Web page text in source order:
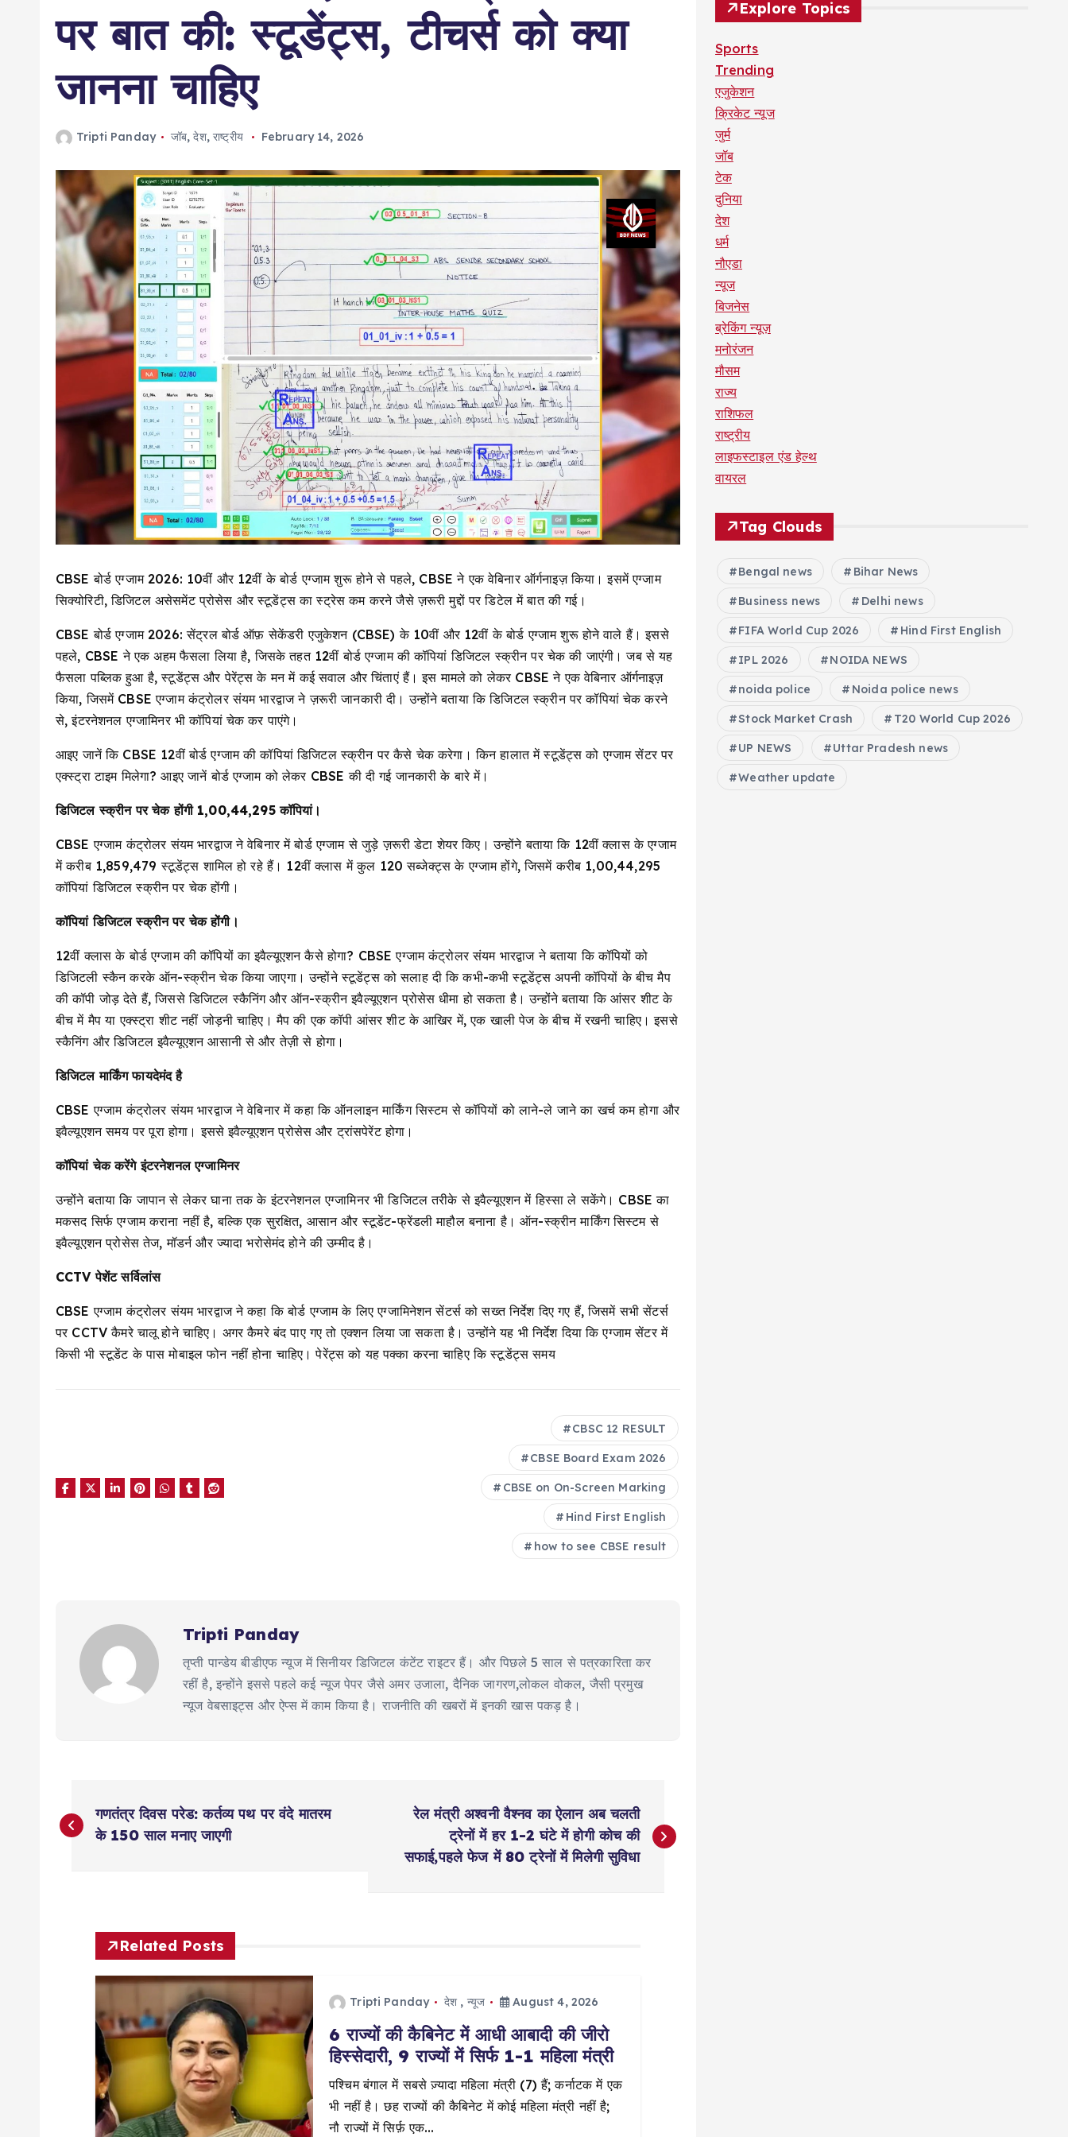
पर बात की: स्टूडेंट्स, टीचर्स को क्या
जानना चाहिए
Tripti Panday जॉब,देश,राष्ट्रीय February 14, 2026
CBSE बोर्ड एग्जाम 2026: 10वीं और 12वीं के बोर्ड एग्जाम शुरू होने से पहले, CBSE ने एक वेबिनार ऑर्गनाइज़ किया। इसमें एग्जाम
सिक्योरिटी, डिजिटल असेसमेंट प्रोसेस और स्टूडेंट्स का स्ट्रेस कम करने जैसे ज़रूरी मुद्दों पर डिटेल में बात की गई।
CBSE बोर्ड एग्जाम 2026: सेंट्रल बोर्ड ऑफ़ सेकेंडरी एजुकेशन (CBSE) के 10वीं और 12वीं के बोर्ड एग्जाम शुरू होने वाले हैं। इससे
पहले, CBSE ने एक अहम फैसला लिया है, जिसके तहत 12वीं बोर्ड एग्जाम की कॉपियां डिजिटल स्क्रीन पर चेक की जाएंगी। जब से यह
फैसला पब्लिक हुआ है, स्टूडेंट्स और पेरेंट्स के मन में कई सवाल और चिंताएं हैं। इस मामले को लेकर CBSE ने एक वेबिनार ऑर्गनाइज़
किया, जिसमें CBSE एग्जाम कंट्रोलर संयम भारद्वाज ने ज़रूरी जानकारी दी। उन्होंने बताया कि डिजिटल स्क्रीन पर कॉपियां चेक करने
से, इंटरनेशनल एग्जामिनर भी कॉपियां चेक कर पाएंगे।
आइए जानें कि CBSE 12वीं बोर्ड एग्जाम की कॉपियां डिजिटल स्क्रीन पर कैसे चेक करेगा। किन हालात में स्टूडेंट्स को एग्जाम सेंटर पर
एक्स्ट्रा टाइम मिलेगा? आइए जानें बोर्ड एग्जाम को लेकर CBSE की दी गई जानकारी के बारे में।
डिजिटल स्क्रीन पर चेक होंगी 1,00,44,295 कॉपियां।
CBSE एग्जाम कंट्रोलर संयम भारद्वाज ने वेबिनार में बोर्ड एग्जाम से जुड़े ज़रूरी डेटा शेयर किए। उन्होंने बताया कि 12वीं क्लास के एग्जाम
में करीब 1,859,479 स्टूडेंट्स शामिल हो रहे हैं। 12वीं क्लास में कुल 120 सब्जेक्ट्स के एग्जाम होंगे, जिसमें करीब 1,00,44,295
कॉपियां डिजिटल स्क्रीन पर चेक होंगी।
कॉपियां डिजिटल स्क्रीन पर चेक होंगी।
12वीं क्लास के बोर्ड एग्जाम की कॉपियों का इवैल्यूएशन कैसे होगा? CBSE एग्जाम कंट्रोलर संयम भारद्वाज ने बताया कि कॉपियों को
डिजिटली स्कैन करके ऑन-स्क्रीन चेक किया जाएगा। उन्होंने स्टूडेंट्स को सलाह दी कि कभी-कभी स्टूडेंट्स अपनी कॉपियों के बीच मैप
की कॉपी जोड़ देते हैं, जिससे डिजिटल स्कैनिंग और ऑन-स्क्रीन इवैल्यूएशन प्रोसेस धीमा हो सकता है। उन्होंने बताया कि आंसर शीट के
बीच में मैप या एक्स्ट्रा शीट नहीं जोड़नी चाहिए। मैप की एक कॉपी आंसर शीट के आखिर में, एक खाली पेज के बीच में रखनी चाहिए। इससे
स्कैनिंग और डिजिटल इवैल्यूएशन आसानी से और तेज़ी से होगा।
डिजिटल मार्किंग फायदेमंद है
CBSE एग्जाम कंट्रोलर संयम भारद्वाज ने वेबिनार में कहा कि ऑनलाइन मार्किंग सिस्टम से कॉपियों को लाने-ले जाने का खर्च कम होगा और
इवैल्यूएशन समय पर पूरा होगा। इससे इवैल्यूएशन प्रोसेस और ट्रांसपेरेंट होगा।
कॉपियां चेक करेंगे इंटरनेशनल एग्जामिनर
उन्होंने बताया कि जापान से लेकर घाना तक के इंटरनेशनल एग्जामिनर भी डिजिटल तरीके से इवैल्यूएशन में हिस्सा ले सकेंगे। CBSE का
मकसद सिर्फ एग्जाम कराना नहीं है, बल्कि एक सुरक्षित, आसान और स्टूडेंट-फ्रेंडली माहौल बनाना है। ऑन-स्क्रीन मार्किंग सिस्टम से
इवैल्यूएशन प्रोसेस तेज, मॉडर्न और ज्यादा भरोसेमंद होने की उम्मीद है।
CCTV पेशेंट सर्विलांस
CBSE एग्जाम कंट्रोलर संयम भारद्वाज ने कहा कि बोर्ड एग्जाम के लिए एग्जामिनेशन सेंटर्स को सख्त निर्देश दिए गए हैं, जिसमें सभी सेंटर्स
पर CCTV कैमरे चालू होने चाहिए। अगर कैमरे बंद पाए गए तो एक्शन लिया जा सकता है। उन्होंने यह भी निर्देश दिया कि एग्जाम सेंटर में
किसी भी स्टूडेंट के पास मोबाइल फोन नहीं होना चाहिए। पेरेंट्स को यह पक्का करना चाहिए कि स्टूडेंट्स समय
CBSC 12 RESULT
CBSE Board Exam 2026
CBSE on On-Screen Marking
Hind First English
how to see CBSE result
Tripti Panday
तृप्ती पान्डेय बीडीएफ न्यूज में सिनीयर डिजिटल कंटेंट राइटर हैं। और पिछले 5 साल से पत्रकारिता कर
रहीं है, इन्होंने इससे पहले कई न्यूज पेपर जैसे अमर उजाला, दैनिक जागरण,लोकल वोकल, जैसी प्रमुख
न्यूज वेबसाइट्स और ऐप्स में काम किया है। राजनीति की खबरों में इनकी खास पकड़ है।
P
o
गणतंत्र दिवस परेड: कर्तव्य पथ पर वंदे मातरम
के 150 साल मनाए जाएगी
रेल मंत्री अश्वनी वैश्नव का ऐलान अब चलती
ट्रेनों में हर 1-2 घंटे में होगी कोच की
सफाई,पहले फेज में 80 ट्रेनों में मिलेगी सुविधा
Related Posts
Tripti Panday देश , न्यूज August 4, 2026
6 राज्यों की कैबिनेट में आधी आबादी की जीरो
हिस्सेदारी, 9 राज्यों में सिर्फ 1-1 महिला मंत्री
पश्चिम बंगाल में सबसे ज़्यादा महिला मंत्री (7) हैं; कर्नाटक में एक
भी नहीं है। छह राज्यों की कैबिनेट में कोई महिला मंत्री नहीं है;
नौ राज्यों में सिर्फ़ एक…
Explore Topics
Sports
Trending
एजुकेशन
क्रिकेट न्यूज
जुर्म
जॉब
टेक
दुनिया
देश
धर्म
नौएडा
न्यूज
बिजनेस
ब्रेकिंग न्यूज़
मनोरंजन
मौसम
राज्य
राशिफल
राष्ट्रीय
लाइफस्टाइल एंड हेल्थ
वायरल
Tag Clouds
Bengal news Bihar News
Business news Delhi news
FIFA World Cup 2026 Hind First English
IPL 2026 NOIDA NEWS
noida police Noida police news
Stock Market Crash T20 World Cup 2026
UP NEWS Uttar Pradesh news
Weather update